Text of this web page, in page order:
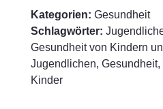
Kategorien: Gesundheit
Schlagwörter:
Gesundheit von Kindern
Jugendlichen, Gesundheit,
Kinder